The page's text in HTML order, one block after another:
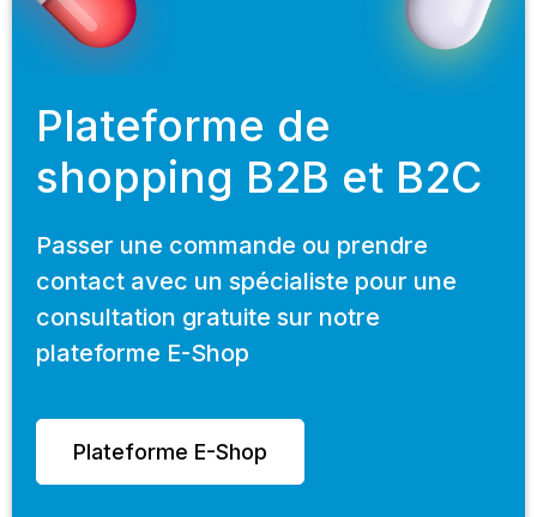
Plateforme de
shopping B2B et B2C
Passer une commande ou prendre
contact avec un spécialiste pour une
consultation gratuite sur notre
plateforme E-Shop
Plateforme E-Shop